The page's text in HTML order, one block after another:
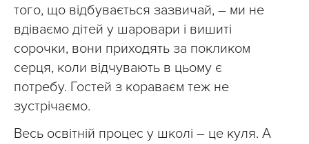
того, що відбувається зазвичай, – ми не
вдіваємо дітей у шаровари і вишиті
сорочки, вони приходять за покликом
серця, коли відчувають в цьому є
потребу. Гостей з кораваєм теж не
зустрічаємо.
Весь освітній процес у школі – це куля. А